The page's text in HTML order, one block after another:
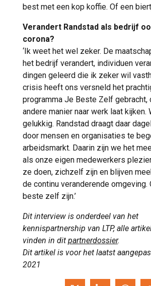
best met een kop koffie. Of een
Verandert Randstad als bedrijf
corona?
‘Ik weet het wel zeker. De
het bedrijf verandert, individuen
dingen geleerd die ik zeker wil
crisis heeft ons versneld het
programma Je Beste Zelf gebracht,
andere manier naar werk laat kijken.
gelukkig. Randstad draagt daar
door mensen en organisaties te
arbeidsmarkt. Daarin zijn we het
als onze eigen medewerkers
ze doen, zichzelf zijn en blijven
de continu veranderende omgeving.
beste zelf zijn.’
Dit interview is onderdeel van het
kennispartnership van LTP, alle
vinden in dit partnerdossier.
Dit artikel is voor het laatst
2021